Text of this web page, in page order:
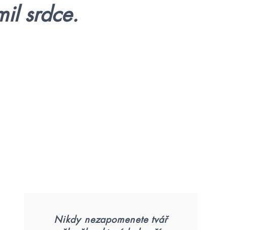
srdce.
Nikdy nezapomenete tvář